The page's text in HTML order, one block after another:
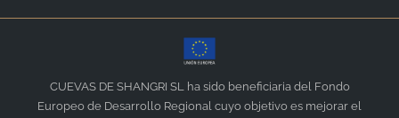
CUEVAS DE SHANGRI SL ha sido beneficiaria del Fondo
Europeo de Desarrollo Regional cuyo objetivo es mejorar el